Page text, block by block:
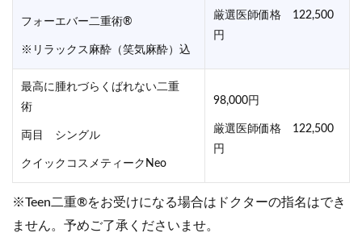
フォーエバー二重術®
※リラックス麻酔（笑気麻酔）込
厳選医師価格 122,500
円
最高に腫れづらくばれない二重
術
両目 シングル
クイックコスメティークNeo
98,000円
厳選医師価格 122,500
円
※Teen二重®をお受けになる場合はドクターの指名はでき
ません。予めご了承くださいませ。